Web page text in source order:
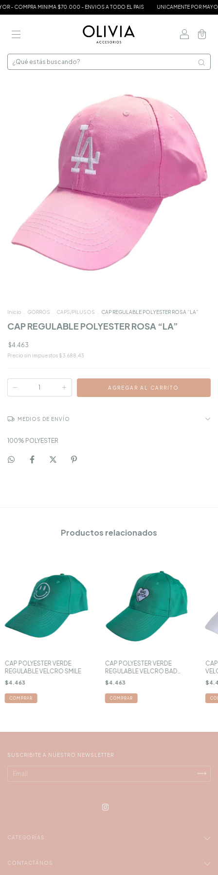
- COMPRA MINIMA $70.000 - ENVIOS A TODO EL PAIS UNICAMENTE POR
0
Inicio GORROS CAPS/PILUSOS CAP REGULABLE POLYESTER ROSA “LA”
CAP REGULABLE POLYESTER ROSA “LA”
$4.463
Precio sin impuestos $3.688,43
MEDIOS DE ENVÍO
100% POLYESTER
Productos relacionados
CAP POLYESTER VERDE
REGULABLE VELCRO SMILE
$4.463
CAP POLYESTER VERDE
REGULABLE VELCRO BAD
BTCH
$4.463
SUSCRIBITE A NUESTRO NEWSLETTER
CATEGORÍAS
CONTACTÁNOS